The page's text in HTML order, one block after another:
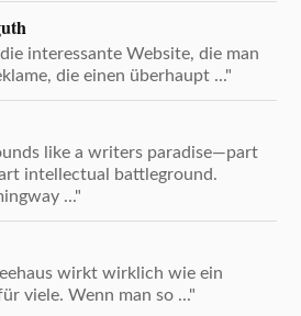
interessante Website, die man
die einen überhaupt ..."
like a writers paradise—part
intellectual battleground.
..."
wirkt wirklich wie ein
viele. Wenn man so ..."